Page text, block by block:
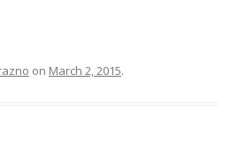
on March 2, 2015.